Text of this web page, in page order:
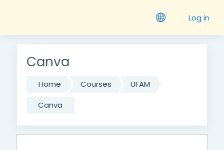
Log in
Canva
Home Courses
UFAM
Canva